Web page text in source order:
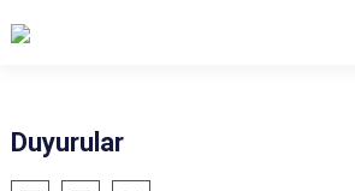
Duyurular